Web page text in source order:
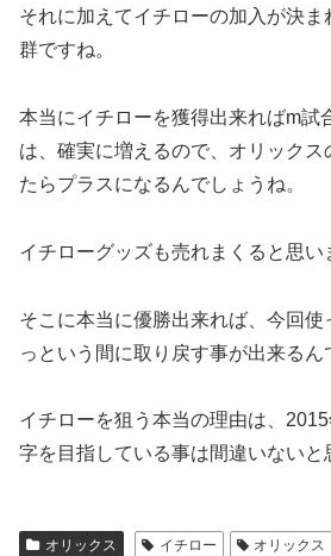
それに加えてイチローの加入が決
群ですね。
本当にイチローを獲得出来ればm試
は、確実に増えるので、オリック
たらプラスになるんでしょうね。
イチローグッズも売れまくると思い
そこに本当に優勝出来れば、今回使
っという間に取り戻す事が出来るん
イチローを狙う本当の理由は、
字を目指している事は間違いないと
オリックス イチロー オリックス